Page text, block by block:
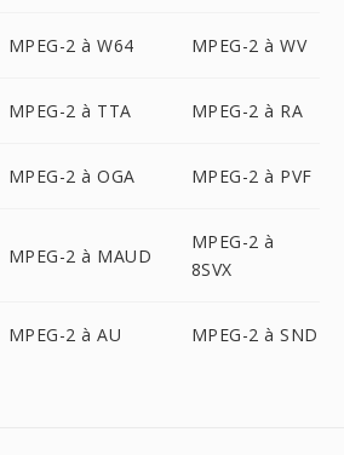
MPEG-2 à W64 MPEG-2 à WV
MPEG-2 à TTA MPEG-2 à RA
MPEG-2 à OGA MPEG-2 à PVF
MPEG-2 à MAUD
MPEG-2 à
8SVX
MPEG-2 à AU MPEG-2 à SND